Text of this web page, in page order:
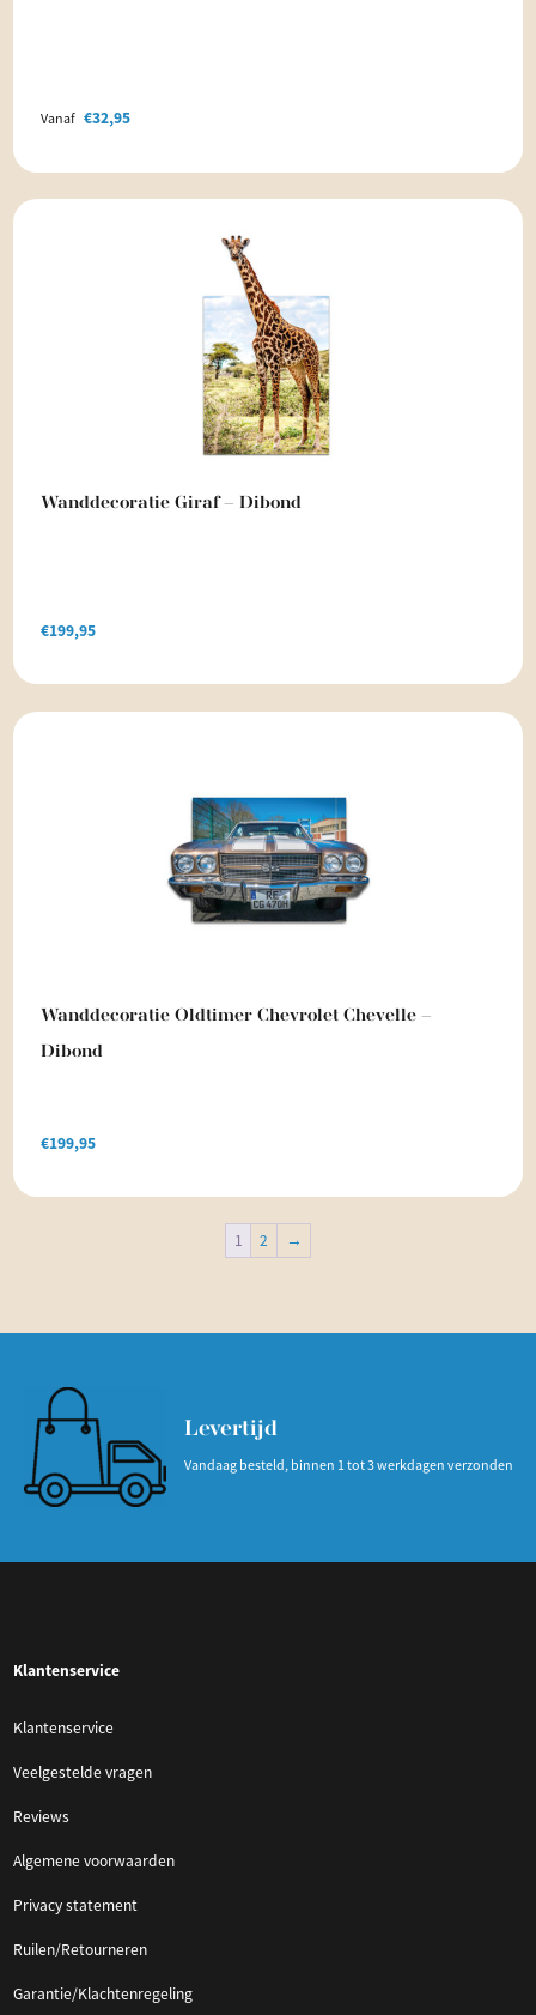
Vanaf €32,95
Wanddecoratie Giraf – Dibond
€199,95
Wanddecoratie Oldtimer Chevrolet Chevelle –
Dibond
€199,95
1 2 →
Levertijd
Vandaag besteld, binnen 1 tot 3 werkdagen verzonden
Klantenservice
Klantenservice
Veelgestelde vragen
Reviews
Algemene voorwaarden
Privacy statement
Ruilen/Retourneren
Garantie/Klachtenregeling